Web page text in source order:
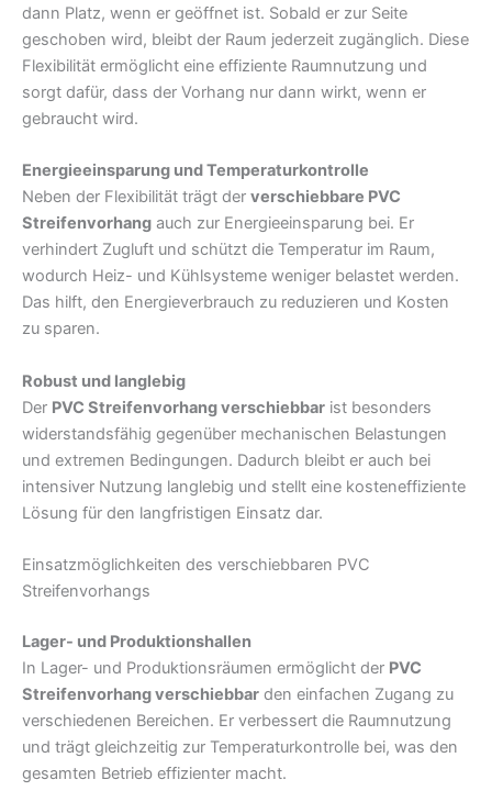
dann Platz, wenn er geöffnet ist. Sobald er zur Seite
geschoben wird, bleibt der Raum jederzeit zugänglich. Diese
Flexibilität ermöglicht eine effiziente Raumnutzung und
sorgt dafür, dass der Vorhang nur dann wirkt, wenn er
gebraucht wird.
Energieeinsparung und Temperaturkontrolle
Neben der Flexibilität trägt der verschiebbare PVC
Streifenvorhang auch zur Energieeinsparung bei. Er
verhindert Zugluft und schützt die Temperatur im Raum,
wodurch Heiz- und Kühlsysteme weniger belastet werden.
Das hilft, den Energieverbrauch zu reduzieren und Kosten
zu sparen.
Robust und langlebig
Der PVC Streifenvorhang verschiebbar ist besonders
widerstandsfähig gegenüber mechanischen Belastungen
und extremen Bedingungen. Dadurch bleibt er auch bei
intensiver Nutzung langlebig und stellt eine kosteneffiziente
Lösung für den langfristigen Einsatz dar.
Einsatzmöglichkeiten des verschiebbaren PVC
Streifenvorhangs
Lager- und Produktionshallen
In Lager- und Produktionsräumen ermöglicht der PVC
Streifenvorhang verschiebbar den einfachen Zugang zu
verschiedenen Bereichen. Er verbessert die Raumnutzung
und trägt gleichzeitig zur Temperaturkontrolle bei, was den
gesamten Betrieb effizienter macht.